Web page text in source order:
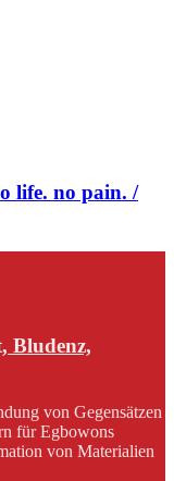
life. no pain. /
Bludenz,
von Gegensätzen
für Egbowons
von Materialien